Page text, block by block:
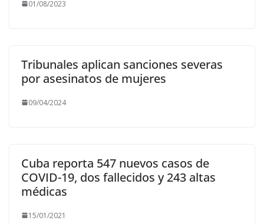
01/08/2023
Tribunales aplican sanciones severas
por asesinatos de mujeres
09/04/2024
Cuba reporta 547 nuevos casos de
COVID-19, dos fallecidos y 243 altas
médicas
15/01/2021